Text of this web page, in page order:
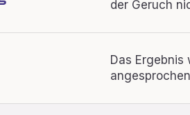
der Geruch
Das